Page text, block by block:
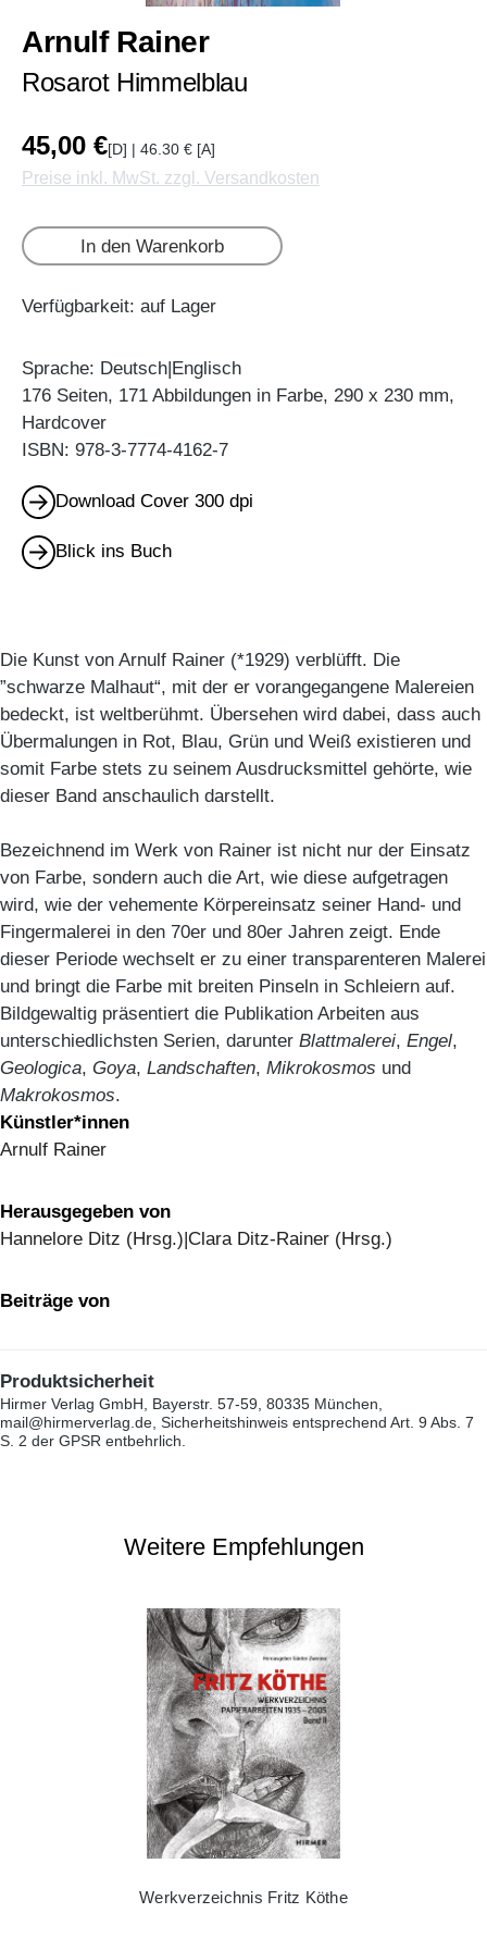
Arnulf Rainer
Rosarot Himmelblau
45,00 €[D] | 46.30 € [A]
Preise inkl. MwSt. zzgl. Versandkosten
In den Warenkorb
Verfügbarkeit: auf Lager
Sprache: Deutsch|Englisch
176 Seiten, 171 Abbildungen in Farbe, 290 x 230 mm,
Hardcover
ISBN: 978-3-7774-4162-7
Download Cover 300 dpi
Blick ins Buch
Die Kunst von Arnulf Rainer (*1929) verblüfft. Die
”schwarze Malhaut“, mit der er vorangegangene Malereien
bedeckt, ist weltberühmt. Übersehen wird dabei, dass auch
Übermalungen in Rot, Blau, Grün und Weiß existieren und
somit Farbe stets zu seinem Ausdrucksmittel gehörte, wie
dieser Band anschaulich darstellt.
Bezeichnend im Werk von Rainer ist nicht nur der Einsatz
von Farbe, sondern auch die Art, wie diese aufgetragen
wird, wie der vehemente Körpereinsatz seiner Hand- und
Fingermalerei in den 70er und 80er Jahren zeigt. Ende
dieser Periode wechselt er zu einer transparenteren Malerei
und bringt die Farbe mit breiten Pinseln in Schleiern auf.
Bildgewaltig präsentiert die Publikation Arbeiten aus
unterschiedlichsten Serien, darunter Blattmalerei, Engel,
Geologica, Goya, Landschaften, Mikrokosmos und
Makrokosmos.
Künstler*innen
Arnulf Rainer
Herausgegeben von
Hannelore Ditz (Hrsg.)|Clara Ditz-Rainer (Hrsg.)
Beiträge von
Produktsicherheit
Hirmer Verlag GmbH, Bayerstr. 57-59, 80335 München,
mail@hirmerverlag.de, Sicherheitshinweis entsprechend Art. 9 Abs. 7
S. 2 der GPSR entbehrlich.
Weitere Empfehlungen
Werkverzeichnis Fritz Köthe